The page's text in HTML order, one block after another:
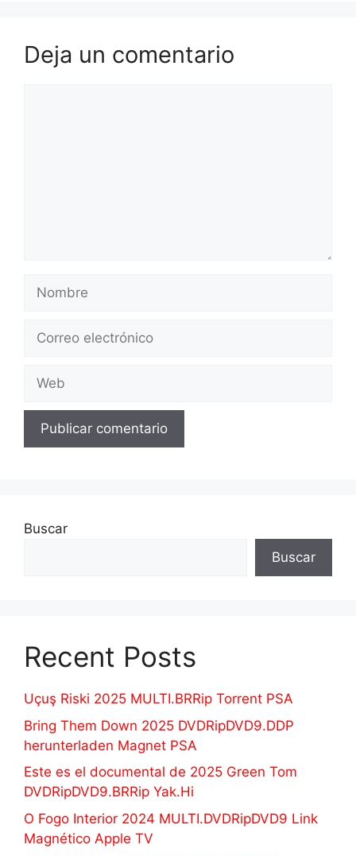
Deja un comentario
Nombre
Correo
Web
Buscar
Buscar
Recent Posts
Uçuş Riski 2025 MULTI.BRRip Torrent PSA
Bring Them Down 2025 DVDRipDVD9.DDP
herunterladen Magnet PSA
Este es el documental de 2025 Green Tom
DVDRipDVD9.BRRip Yak.Hi
O Fogo Interior 2024 MULTI.DVDRipDVD9 Link
Magnético Apple TV